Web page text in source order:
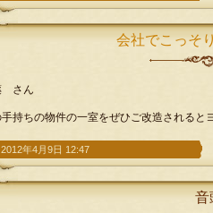
会社でこっそ
さん
持ちの物件の一室をぜひご改造されると
2012年4月9日 12:47
音